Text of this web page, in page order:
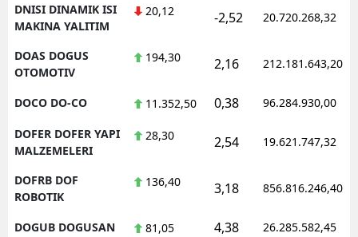
DNISI DINAMIK ISI
MAKINA YALITIM
20,12 -2,52 20.720.268,32
DOAS DOGUS
OTOMOTIV
194,30 2,16 212.181.643,20
DOCO DO-CO 11.352,50 0,38 96.284.930,00
DOFER DOFER YAPI
MALZEMELERI
28,30 2,54 19.621.747,32
DOFRB DOF
ROBOTIK
136,40 3,18 856.816.246,40
DOGUB DOGUSAN 81,05 4,38 26.285.582,45